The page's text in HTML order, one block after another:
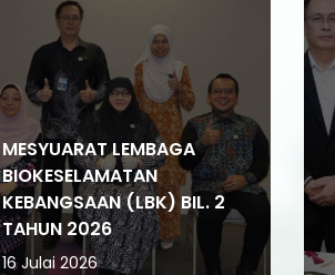
MESYUARAT LEMBAGA
BIOKESELAMATAN
KEBANGSAAN (LBK) BIL. 2
TAHUN 2026
16 Julai 2026